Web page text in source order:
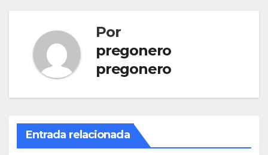
Por
pregonero
pregonero
Entrada relacionada